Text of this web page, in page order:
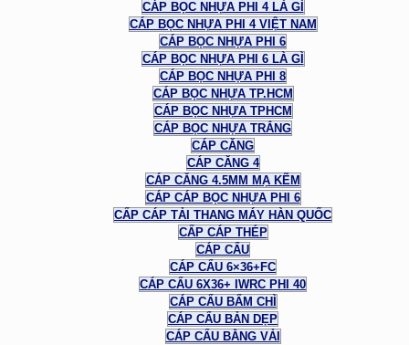
CÁP BỌC NHỰA PHI 4 LÀ GÌ
CÁP BỌC NHỰA PHI 4 VIỆT NAM
CÁP BỌC NHỰA PHI 6
CÁP BỌC NHỰA PHI 6 LÀ GÌ
CÁP BỌC NHỰA PHI 8
CÁP BỌC NHỰA TP.HCM
CÁP BỌC NHỰA TPHCM
CÁP BỌC NHỰA TRẮNG
CÁP CĂNG
CÁP CĂNG 4
CÁP CĂNG 4.5MM MẠ KẼM
CÁP CÁP BỌC NHỰA PHI 6
CẤP CÁP TẢI THANG MÁY HÀN QUỐC
CẤP CÁP THÉP
CÁP CẨU
CÁP CẨU 6×36+FC
CÁP CẨU 6X36+ IWRC PHI 40
CÁP CẨU BẤM CHÌ
CÁP CẨU BẢN DẸP
CÁP CẨU BẰNG VẢI